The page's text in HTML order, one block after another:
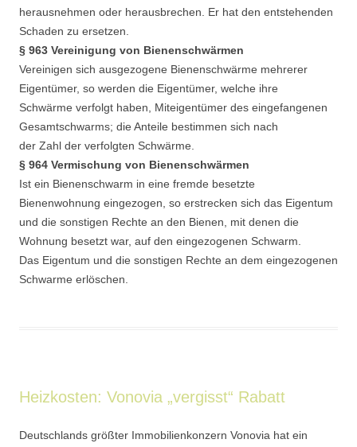
herausnehmen oder herausbrechen. Er hat den entstehenden
Schaden zu ersetzen.
§ 963 Vereinigung von Bienenschwärmen
Vereinigen sich ausgezogene Bienenschwärme mehrerer
Eigentümer, so werden die Eigentümer, welche ihre
Schwärme verfolgt haben, Miteigentümer des eingefangenen
Gesamtschwarms; die Anteile bestimmen sich nach
der Zahl der verfolgten Schwärme.
§ 964 Vermischung von Bienenschwärmen
Ist ein Bienenschwarm in eine fremde besetzte
Bienenwohnung eingezogen, so erstrecken sich das Eigentum
und die sonstigen Rechte an den Bienen, mit denen die
Wohnung besetzt war, auf den eingezogenen Schwarm.
Das Eigentum und die sonstigen Rechte an dem eingezogenen
Schwarme erlöschen.
Heizkosten: Vonovia „vergisst“ Rabatt
Deutschlands größter Immobilienkonzern Vonovia hat ein